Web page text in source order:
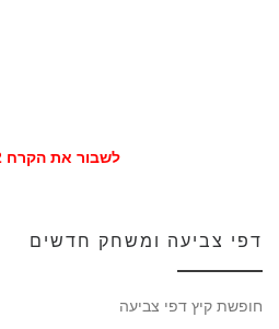
לשבור את הקרח 2 הסרט
דפי צביעה ומשחק חדשים
חופשת קיץ דפי צביעה